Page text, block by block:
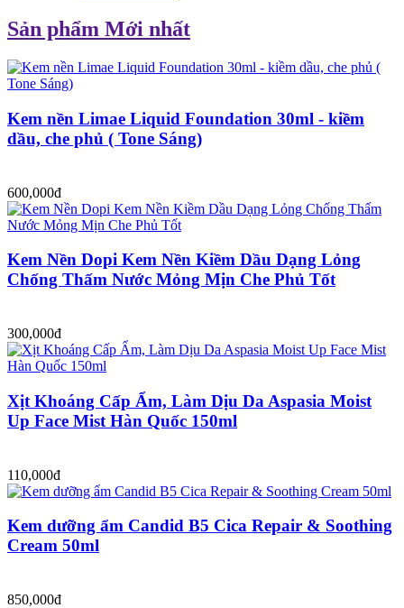
Sản phẩm Mới nhất
Kem nền Limae Liquid Foundation 30ml - kiềm
dầu, che phủ ( Tone Sáng)
600,000đ
Kem Nền Dopi Kem Nền Kiềm Dầu Dạng Lỏng
Chống Thấm Nước Mỏng Mịn Che Phủ Tốt
300,000đ
Xịt Khoáng Cấp Ẩm, Làm Dịu Da Aspasia Moist
Up Face Mist Hàn Quốc 150ml
110,000đ
Kem dưỡng ẩm Candid B5 Cica Repair & Soothing
Cream 50ml
850,000đ